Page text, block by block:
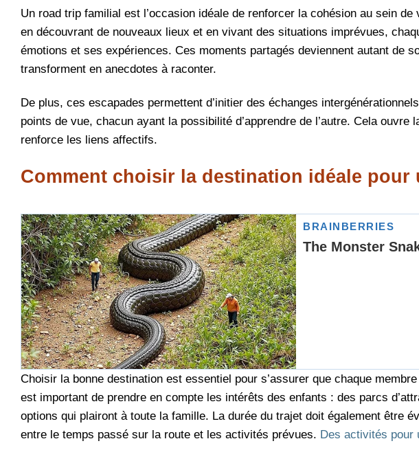
Un road trip familial est l’occasion idéale de renforcer la cohésion au sein
en découvrant de nouveaux lieux et en vivant des situations imprévues,
émotions et ses expériences. Ces moments partagés deviennent autant de
transforment en anecdotes à raconter.
De plus, ces escapades permettent d’initier des échanges
points de vue, chacun ayant la possibilité d’apprendre de l’autre. Cela
renforce les liens affectifs.
Comment choisir la destination idéale
Choisir la bonne destination est essentiel pour s’assurer que chaque
est important de prendre en compte les intérêts des enfants : des parcs
options qui plairont à toute la famille. La durée du trajet doit également être
entre le temps passé sur la route et les activités prévues. Des activités pour